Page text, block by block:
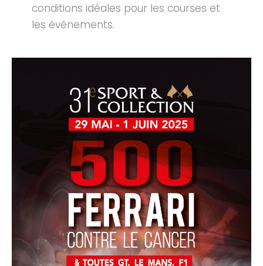
conditions idéales pour les courses et
les événements.